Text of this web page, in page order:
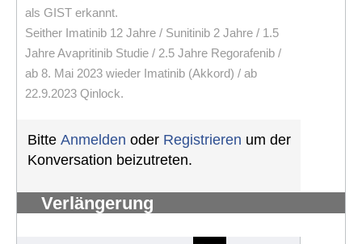
als GIST erkannt.
Seither Imatinib 12 Jahre / Sunitinib 2 Jahre / 1.5
Jahre Avapritinib Studie / 2.5 Jahre Regorafenib /
ab 8. Mai 2023 wieder Imatinib (Akkord) / ab
22.9.2023 Qinlock.
Bitte Anmelden oder Registrieren um der
Konversation beizutreten.
Verlängerung